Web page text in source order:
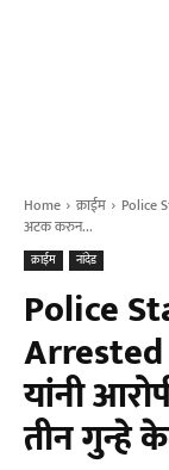
Home क्राईम
Police
अटक करुन...
क्राईम नांदेड
Police
यांनी
तीन गुन्हे